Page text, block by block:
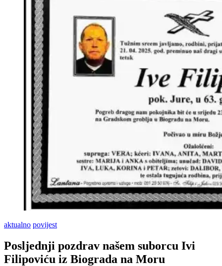
aktualno povijest
Posljednji pozdrav našem suborcu Ivi
Filipoviću iz Biograda na Moru